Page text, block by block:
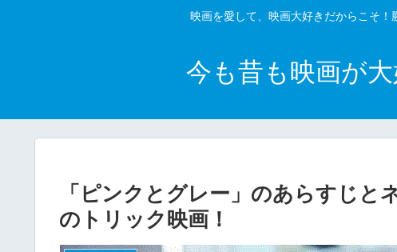
映画を愛して、映画大好きだからこそ
今も昔も映画が
「ピンクとグレー」のあらすじと
のトリック映画！